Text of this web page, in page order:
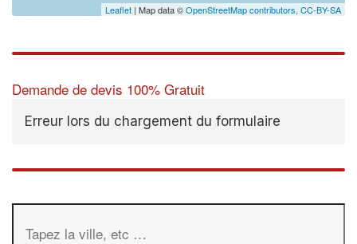
Leaflet | Map data ©OpenStreetMap contributors, CC-BY-SA
Demande de devis 100% Gratuit
Erreur lors du chargement du formulaire